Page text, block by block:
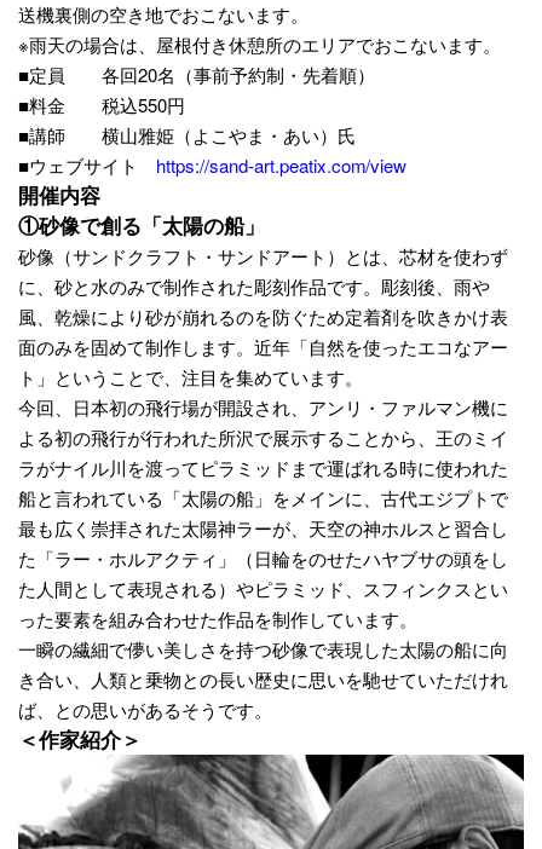
送機裏側の空き地でおこないます。
※雨天の場合は、屋根付き休憩所のエリアでおこないます。
■定員 各回20名（事前予約制・先着順）
■料金 税込550円
■講師 横山雅姫（よこやま・あい）氏
■ウェブサイト https://sand-art.peatix.com/view
開催内容
①砂像で創る「太陽の船」
砂像（サンドクラフト・サンドアート）とは、芯材を使わず
に、砂と水のみで制作された彫刻作品です。彫刻後、雨や
風、乾燥により砂が崩れるのを防ぐため定着剤を吹きかけ表
面のみを固めて制作します。近年「自然を使ったエコなアー
ト」ということで、注目を集めています。
今回、日本初の飛行場が開設され、アンリ・ファルマン機に
よる初の飛行が行われた所沢で展示することから、王のミイ
ラがナイル川を渡ってピラミッドまで運ばれる時に使われた
船と言われている「太陽の船」をメインに、古代エジプトで
最も広く崇拝された太陽神ラーが、天空の神ホルスと習合し
た「ラー・ホルアクティ」（日輪をのせたハヤブサの頭をし
た人間として表現される）やピラミッド、スフィンクスとい
った要素を組み合わせた作品を制作しています。
一瞬の繊細で儚い美しさを持つ砂像で表現した太陽の船に向
き合い、人類と乗物との長い歴史に思いを馳せていただけれ
ば、との思いがあるそうです。
＜作家紹介＞